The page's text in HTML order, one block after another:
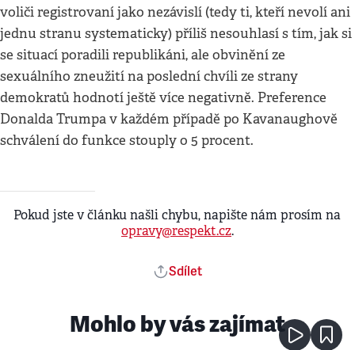
voliči registrovaní jako nezávislí (tedy ti, kteří nevolí ani
jednu stranu systematicky) příliš nesouhlasí s tím, jak si
se situací poradili republikáni, ale obvinění ze
sexuálního zneužití na poslední chvíli ze strany
demokratů hodnotí ještě více negativně. Preference
Donalda Trumpa v každém případě po Kavanaughově
schválení do funkce stouply o 5 procent.
Pokud jste v článku našli chybu, napište nám prosím na
opravy@respekt.cz.
Sdílet
Mohlo by vás zajímat